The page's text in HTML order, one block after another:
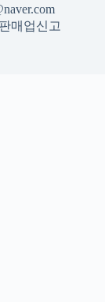
매업신고